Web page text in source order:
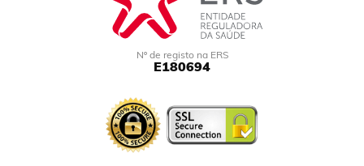
Nº de registo na ERS
E180694